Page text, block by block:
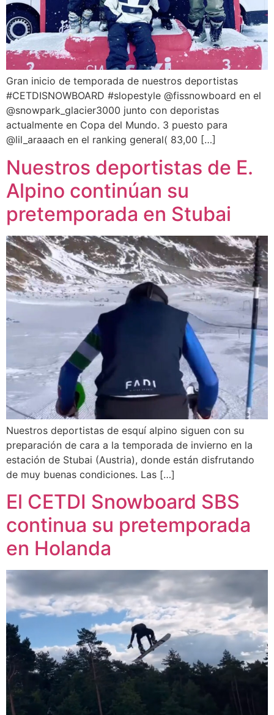
Gran inicio de temporada de nuestros deportistas
#CETDISNOWBOARD #slopestyle @fissnowboard en el
@snowpark_glacier3000 junto con deporistas
actualmente en Copa del Mundo. 3 puesto para
@lil_araaach en el ranking general( 83,00 […]
Nuestros deportistas de E.
Alpino continúan su
pretemporada en Stubai
Nuestros deportistas de esquí alpino siguen con su
preparación de cara a la temporada de invierno en la
estación de Stubai (Austria), donde están disfrutando
de muy buenas condiciones. Las […]
El CETDI Snowboard SBS
continua su pretemporada
en Holanda